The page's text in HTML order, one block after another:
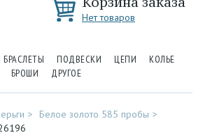
Нет товаров
БРАСЛЕТЫ ПОДВЕСКИ ЦЕПИ
КОЛЬЕ
БРОШИ
ДРУГОЕ
Белое золото 585 пробы